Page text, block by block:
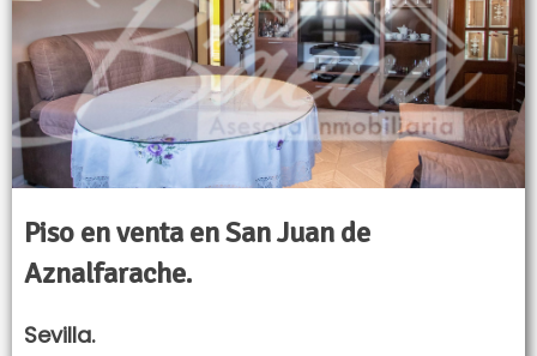
Piso en venta en San Juan de
Aznalfarache.
Sevilla.